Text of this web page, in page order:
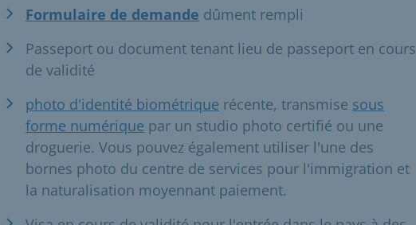
Formulaire de demande dûment rempli
Passeport ou document tenant lieu de passeport en cours
de validité
photo d'identité biométrique récente, transmise sous
forme numérique par un studio photo certifié ou une
droguerie. Vous pouvez également utiliser l'une des
bornes photo du centre de services pour l'immigration et
la naturalisation moyennant paiement.